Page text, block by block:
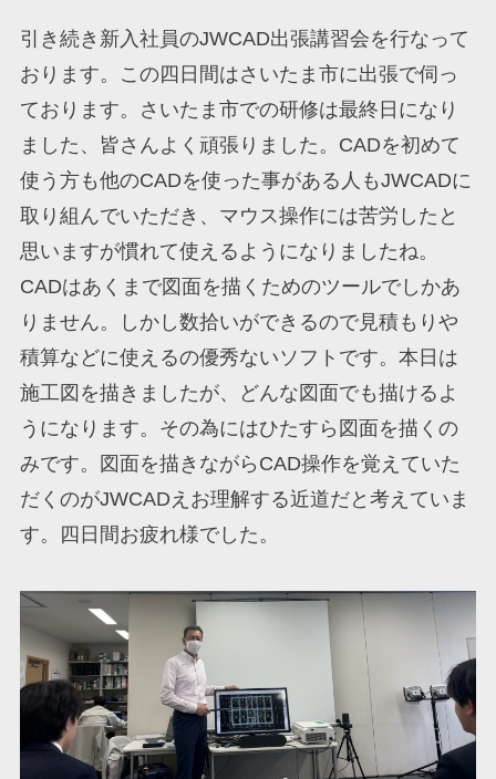
引き続き新入社員のJWCAD出張講習会を行なって
おります。この四日間はさいたま市に出張で伺っ
ております。さいたま市での研修は最終日になり
ました、皆さんよく頑張りました。CADを初めて
使う方も他のCADを使った事がある人もJWCADに
取り組んでいただき、マウス操作には苦労したと
思いますが慣れて使えるようになりましたね。
CADはあくまで図面を描くためのツールでしかあ
りません。しかし数拾いができるので見積もりや
積算などに使えるの優秀ないソフトです。本日は
施工図を描きましたが、どんな図面でも描けるよ
うになります。その為にはひたすら図面を描くの
みです。図面を描きながらCAD操作を覚えていた
だくのがJWCADえお理解する近道だと考えていま
す。四日間お疲れ様でした。